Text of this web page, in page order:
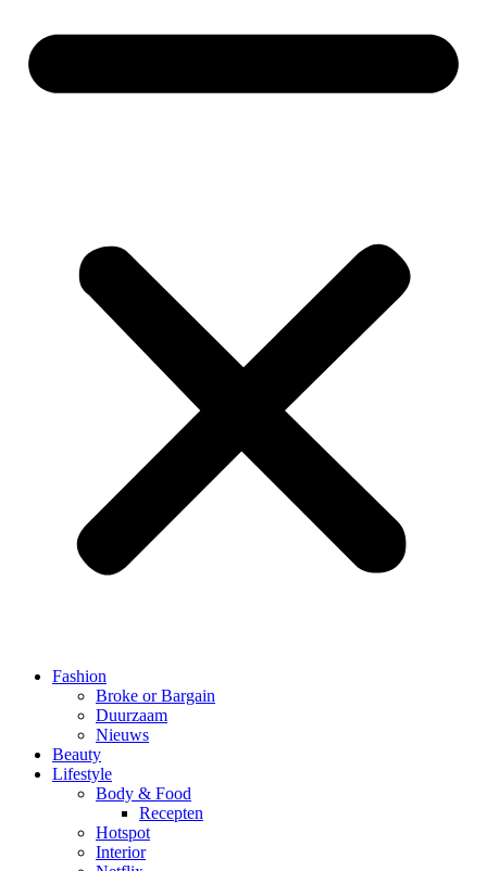
Fashion
Broke or Bargain
Duurzaam
Nieuws
Beauty
Lifestyle
Body & Food
Recepten
Hotspot
Interior